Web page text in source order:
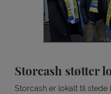
Storcash støtter
Storcash er lokalt til